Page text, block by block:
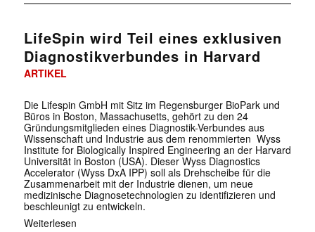
LifeSpin wird Teil eines exklusiven
Diagnostikverbundes in Harvard
ARTIKEL
Die Lifespin GmbH mit Sitz im Regensburger BioPark und
Büros in Boston, Massachusetts, gehört zu den 24
Gründungsmitglieden eines Diagnostik-Verbundes aus
Wissenschaft und Industrie aus dem renommierten Wyss
Institute for Biologically Inspired Engineering an der Harvard
Universität in Boston (USA). Dieser Wyss Diagnostics
Accelerator (Wyss DxA IPP) soll als Drehscheibe für die
Zusammenarbeit mit der Industrie dienen, um neue
medizinische Diagnosetechnologien zu identifizieren und
beschleunigt zu entwickeln.
Weiterlesen